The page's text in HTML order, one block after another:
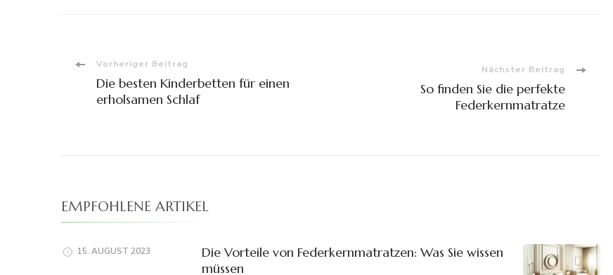
Beitragsnavigation
Vorheriger Beitrag
Die besten Kinderbetten für einen
erholsamen Schlaf
Nächster Beitrag
So finden Sie die perfekte
Federkernmatratze
EMPFOHLENE ARTIKEL
15. AUGUST 2023
Die Vorteile von Federkernmatratzen: Was Sie wissen
müssen